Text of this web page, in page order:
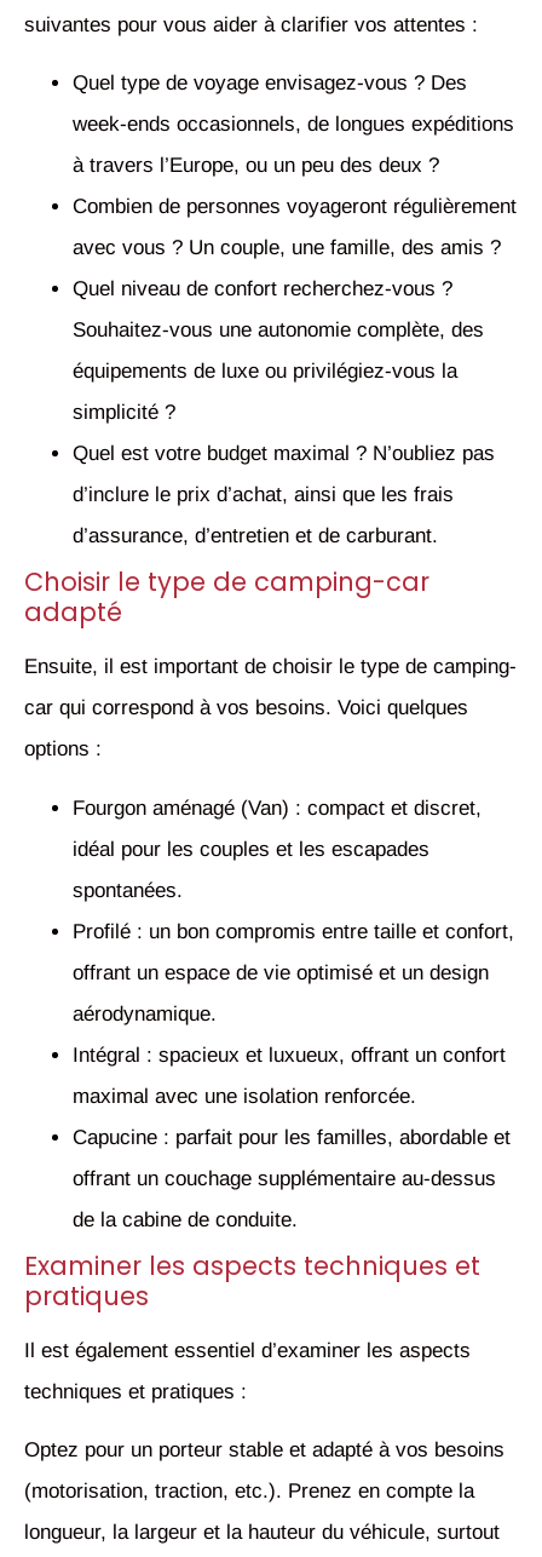
suivantes pour vous aider à clarifier vos attentes :
Quel type de voyage envisagez-vous ? Des
week-ends occasionnels, de longues expéditions
à travers l’Europe, ou un peu des deux ?
Combien de personnes voyageront régulièrement
avec vous ? Un couple, une famille, des amis ?
Quel niveau de confort recherchez-vous ?
Souhaitez-vous une autonomie complète, des
équipements de luxe ou privilégiez-vous la
simplicité ?
Quel est votre budget maximal ? N’oubliez pas
d’inclure le prix d’achat, ainsi que les frais
d’assurance, d’entretien et de carburant.
Choisir le type de camping-car
adapté
Ensuite, il est important de choisir le type de camping-
car qui correspond à vos besoins. Voici quelques
options :
Fourgon aménagé (Van) : compact et discret,
idéal pour les couples et les escapades
spontanées.
Profilé : un bon compromis entre taille et confort,
offrant un espace de vie optimisé et un design
aérodynamique.
Intégral : spacieux et luxueux, offrant un confort
maximal avec une isolation renforcée.
Capucine : parfait pour les familles, abordable et
offrant un couchage supplémentaire au-dessus
de la cabine de conduite.
Examiner les aspects techniques et
pratiques
Il est également essentiel d’examiner les aspects
techniques et pratiques :
Optez pour un porteur stable et adapté à vos besoins
(motorisation, traction, etc.). Prenez en compte la
longueur, la largeur et la hauteur du véhicule, surtout